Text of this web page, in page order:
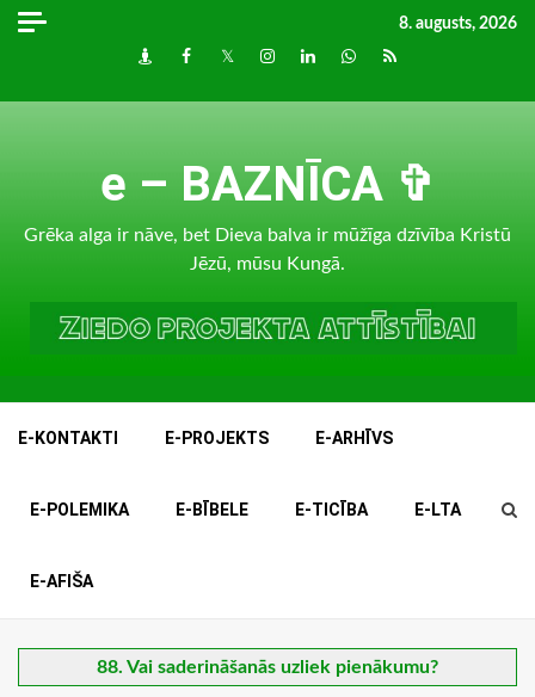
Skip
8. augusts, 2026
DraugiemFacebook
TwitterInstagram
LinkedInwhatsapp
RSS
e – BAZNĪCA ✞
Grēka alga ir nāve, bet Dieva balva ir mūžīga dzīvība Kristū
Jēzū, mūsu Kungā.
E-KONTAKTI E-PROJEKTS E-ARHĪVS
E-POLEMIKA E-BĪBELE E-TICĪBA E-LTA
E-AFIŠA
88. Vai saderināšanās uzliek pienākumu?